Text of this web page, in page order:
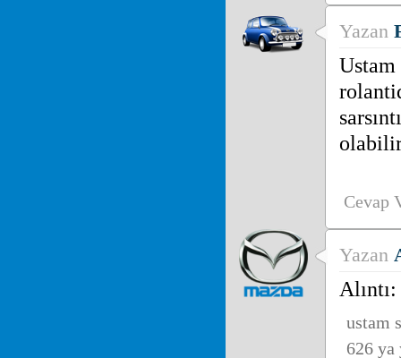
Yazan
Ustam
Cevap
Yazan
ustam
626 ya